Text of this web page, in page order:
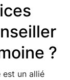
?
est un allié